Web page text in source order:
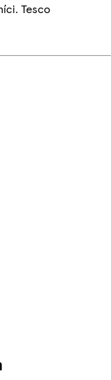
Tesco